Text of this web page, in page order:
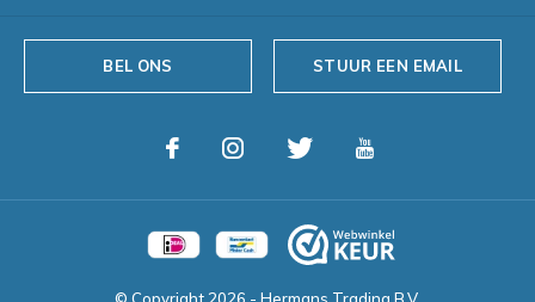
BEL ONS STUUR EEN EMAIL